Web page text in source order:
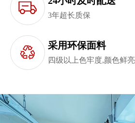
3年超长质保
采用环保面料
四级以上色牢度,颜色鲜亮